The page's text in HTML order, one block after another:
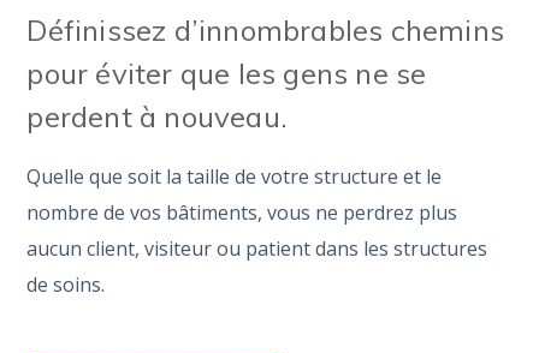
Définissez d’innombrables chemins
pour éviter que les gens ne se
perdent à nouveau.
Quelle que soit la taille de votre structure et le
nombre de vos bâtiments, vous ne perdrez plus
aucun client, visiteur ou patient dans les structures
de soins.